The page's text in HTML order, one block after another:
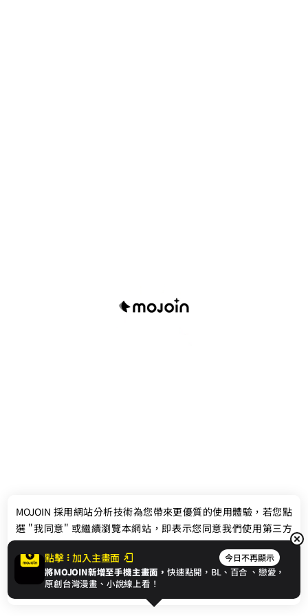
聯絡我們
© 2024 gamania Digital Entertainment Co., Ltd.
點擊 加入主畫面 今日不再顯示
將MOJOIN新增至手機主畫面，快速點開，BL、 百合 、戀愛，
原創台灣漫畫、小說線上看！
MOJOIN 採用網站分析技術為您帶來更優質的使用體驗，若您點
選 "我同意" 或繼續瀏覽本網站，即表示您同意我們使用第三方
Cookie，欲瞭解更多資訊請見隱私權政策。
我同意